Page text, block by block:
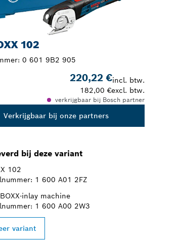
102
0 601 9B2 905
220,22 €incl. btw.
182,00 €excl. btw.
verkrijgbaar bij Bosch partner
Verkrijgbaar bij onze partners
bij deze variant
102
1 600 A01 2FZ
inlay machine
1 600 A00 2W3
variant